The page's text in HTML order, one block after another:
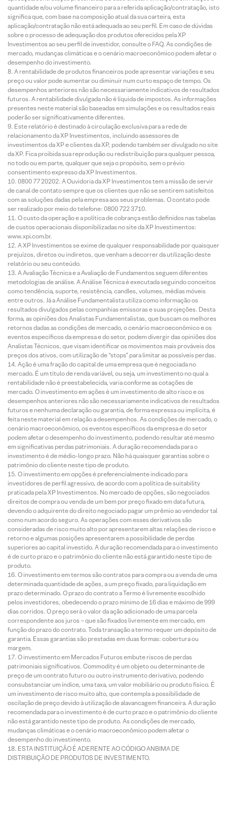
quantidade e/ou volume financeiro para a referida aplicação/contratação, isto
significa que, com base na composição atual da sua carteira, esta
aplicação/contratação não está adequada ao seu perfil. Em caso de dúvidas
sobre o processo de adequação dos produtos oferecidos pela XP
Investimentos ao seu perfil de investidor, consulte o FAQ. As condições de
mercado, mudanças climáticas e o cenário macroeconômico podem afetar o
desempenho do investimento.
A rentabilidade de produtos financeiros pode apresentar variações e seu
preço ou valor pode aumentar ou diminuir num curto espaço de tempo. Os
desempenhos anteriores não são necessariamente indicativos de resultados
futuros. A rentabilidade divulgada não é líquida de impostos. As informações
presentes neste material são baseadas em simulações e os resultados reais
poderão ser significativamente diferentes.
Este relatório é destinado à circulação exclusiva para a rede de
relacionamento da XP Investimentos, incluindo assessores de
investimentos da XP e clientes da XP, podendo também ser divulgado no site
da XP. Fica proibida sua reprodução ou redistribuição para qualquer pessoa,
no todo ou em parte, qualquer que seja o propósito, sem o prévio
consentimento expresso da XP Investimentos.
0800 77 20202. A Ouvidoria da XP Investimentos tem a missão de servir
de canal de contato sempre que os clientes que não se sentirem satisfeitos
com as soluções dadas pela empresa aos seus problemas. O contato pode
ser realizado por meio do telefone: 0800 722 3710.
O custo da operação e a política de cobrança estão definidos nas tabelas
de custos operacionais disponibilizadas no site da XP Investimentos:
www.xpi.com.br.
A XP Investimentos se exime de qualquer responsabilidade por quaisquer
prejuízos, diretos ou indiretos, que venham a decorrer da utilização deste
relatório ou seu conteúdo.
A Avaliação Técnica e a Avaliação de Fundamentos seguem diferentes
metodologias de análise. A Análise Técnica é executada seguindo conceitos
como tendência, suporte, resistência, candles, volumes, médias móveis
entre outros. Já a Análise Fundamentalista utiliza como informação os
resultados divulgados pelas companhias emissoras e suas projeções. Desta
forma, as opiniões dos Analistas Fundamentalistas, que buscam os melhores
retornos dadas as condições de mercado, o cenário macroeconômico e os
eventos específicos da empresa e do setor, podem divergir das opiniões dos
Analistas Técnicos, que visam identificar os movimentos mais prováveis dos
preços dos ativos, com utilização de “stops” para limitar as possíveis perdas.
Ação é uma fração do capital de uma empresa que é negociada no
mercado. É um título de renda variável, ou seja, um investimento no qual a
rentabilidade não é preestabelecida, varia conforme as cotações de
mercado. O investimento em ações é um investimento de alto risco e os
desempenhos anteriores não são necessariamente indicativos de resultados
futuros e nenhuma declaração ou garantia, de forma expressa ou implícita, é
feita neste material em relação a desempenhos. As condições de mercado, o
cenário macroeconômico, os eventos específicos da empresa e do setor
podem afetar o desempenho do investimento, podendo resultar até mesmo
em significativas perdas patrimoniais. A duração recomendada para o
investimento é de médio-longo prazo. Não há quaisquer garantias sobre o
patrimônio do cliente neste tipo de produto.
O investimento em opções é preferencialmente indicado para
investidores de perfil agressivo, de acordo com a política de suitability
praticada pela XP Investimentos. No mercado de opções, são negociados
direitos de compra ou venda de um bem por preço fixado em data futura,
devendo o adquirente do direito negociado pagar um prêmio ao vendedor tal
como num acordo seguro. As operações com esses derivativos são
consideradas de risco muito alto por apresentarem altas relações de risco e
retorno e algumas posições apresentarem a possibilidade de perdas
superiores ao capital investido. A duração recomendada para o investimento
é de curto prazo e o patrimônio do cliente não está garantido neste tipo de
produto.
O investimento em termos são contratos para compra ou a venda de uma
determinada quantidade de ações, a um preço fixado, para liquidação em
prazo determinado. O prazo do contrato a Termo é livremente escolhido
pelos investidores, obedecendo o prazo mínimo de 16 dias e máximo de 999
dias corridos. O preço será o valor da ação adicionado de uma parcela
correspondente aos juros – que são fixados livremente em mercado, em
função do prazo do contrato. Toda transação a termo requer um depósito de
garantia. Essas garantias são prestadas em duas formas: cobertura ou
margem.
O investimento em Mercados Futuros embute riscos de perdas
patrimoniais significativos. Commodity é um objeto ou determinante de
preço de um contrato futuro ou outro instrumento derivativo, podendo
consubstanciar um índice, uma taxa, um valor mobiliário ou produto físico. É
um investimento de risco muito alto, que contempla a possibilidade de
oscilação de preço devido à utilização de alavancagem financeira. A duração
recomendada para o investimento é de curto prazo e o patrimônio do cliente
não está garantido neste tipo de produto. As condições de mercado,
mudanças climáticas e o cenário macroeconômico podem afetar o
desempenho do investimento.
ESTA INSTITUIÇÃO É ADERENTE AO CÓDIGO ANBIMA DE
DISTRIBUIÇÃO DE PRODUTOS DE INVESTIMENTO.